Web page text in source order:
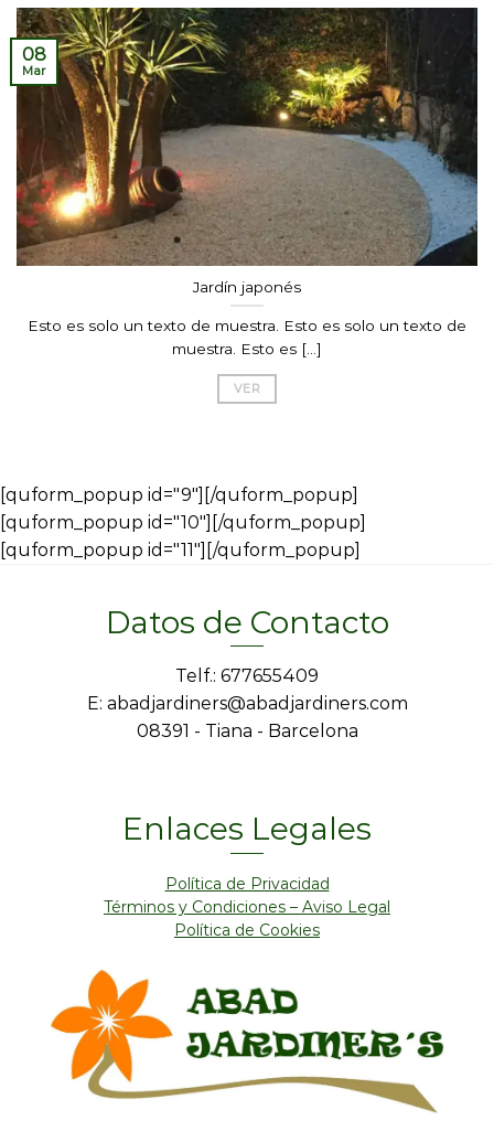
Jardín japonés
Esto es solo un texto de muestra. Esto es solo un texto de
muestra. Esto es [...]
VER
08
Mar
[quform_popup id="9"][/quform_popup]
[quform_popup id="10"][/quform_popup]
[quform_popup id="11"][/quform_popup]
Datos de Contacto
Telf.: 677655409
E: abadjardiners@abadjardiners.com
08391 - Tiana - Barcelona
Enlaces Legales
Política de Privacidad
Términos y Condiciones – Aviso Legal
Política de Cookies